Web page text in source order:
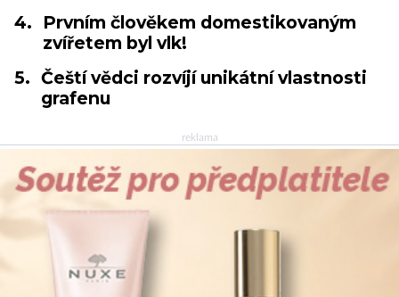
4.
Prvním člověkem domestikovaným
zvířetem byl vlk!
5. Čeští vědci rozvíjí unikátní vlastnosti
grafenu
reklama